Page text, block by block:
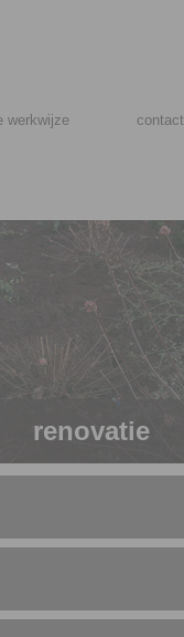
werkwijze contact
renovatie